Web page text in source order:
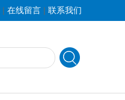
| 在线留言 | 联系我们